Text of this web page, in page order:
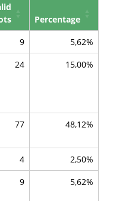
Percentage
9
5,62%
24 15,00%
77 48,12%
4
2,50%
9 5,62%